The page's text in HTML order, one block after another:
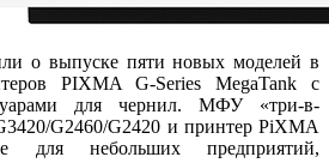
о выпуске пяти новых моделей в
PIXMA G-Series MegaTank с
для чернил. МФУ «три-в-
G2460/G2420 и принтер PiXMA
для небольших предприятий,